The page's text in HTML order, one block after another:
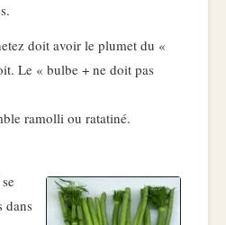
doit avoir le plumet du «
Le « bulbe + ne doit pas
ramolli ou ratatiné.
dans